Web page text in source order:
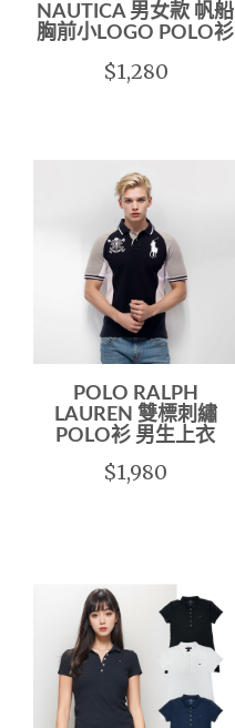
NAUTICA 男女款 帆船
胸前小LOGO POLO衫
$1,280
POLO RALPH
LAUREN 雙標刺繡
POLO衫 男生上衣
$1,980